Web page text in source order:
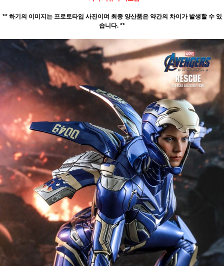
** 하기의 이미지는 프로토타입 사진이며 최종 양산품은 약간의 차이가 발생할 수 있
습니다. **